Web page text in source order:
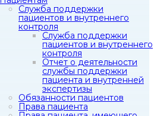
Служба поддержки
пациентов и внутреннего
контроля
Служба поддержки
пациентов и внутреннего
контроля
Отчет о деятельности
службы поддержки
пациента и внутренней
экспертизы
Обязанности пациентов
Права пациента